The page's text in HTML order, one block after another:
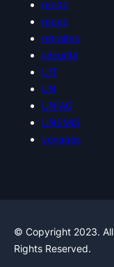
rando
repas
retraites
sécurité
UIT
UN
UNIAG
UNSMIS
voyages
© Copyright 2023. All
Rights Reserved.